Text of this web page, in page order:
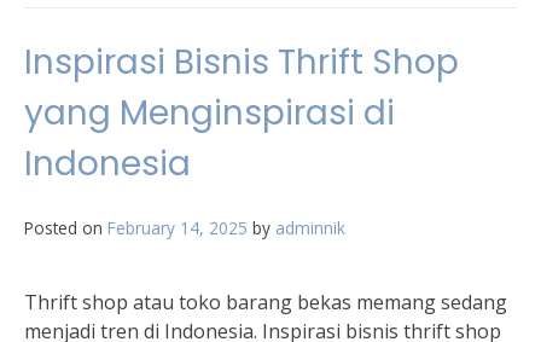
Inspirasi Bisnis Thrift Shop
yang Menginspirasi di
Indonesia
Posted on February 14, 2025 by adminnik
Thrift shop atau toko barang bekas memang sedang
menjadi tren di Indonesia. Inspirasi bisnis thrift shop